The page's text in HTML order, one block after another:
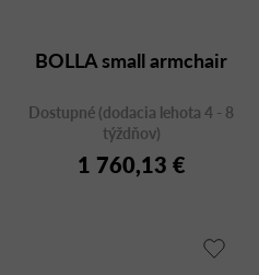
BOLLA small armchair
Dostupné (dodacia lehota 4 - 8
týždňov)
1 760,13 €